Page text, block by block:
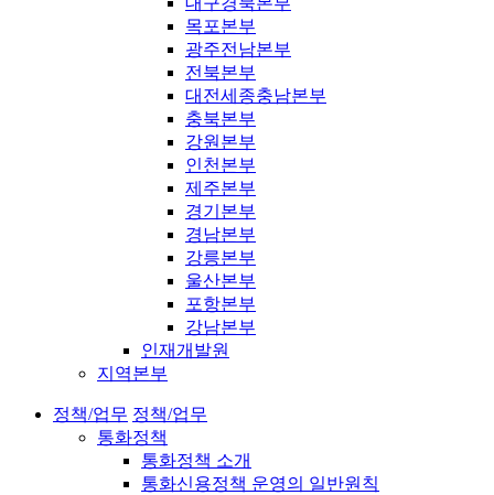
목포본부
광주전남본부
전북본부
대전세종충남본부
충북본부
강원본부
인천본부
제주본부
경기본부
경남본부
강릉본부
울산본부
포항본부
강남본부
인재개발원
지역본부
정책/업무 정책/업무
통화정책
통화정책 소개
통화신용정책 운영의 일반원칙